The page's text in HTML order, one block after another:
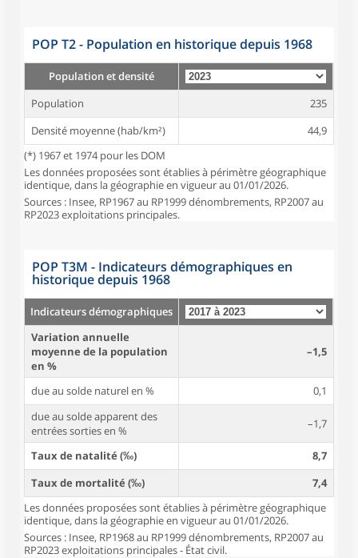
POP T2 - Population en historique depuis 1968
Population et densité
Population
235
Densité moyenne (hab/km²)
44,9
(*) 1967 et 1974 pour les DOM
Les données proposées sont établies à périmètre géographique
identique, dans la géographie en vigueur au 01/01/2026.
Sources : Insee, RP1967 au RP1999 dénombrements, RP2007 au
RP2023 exploitations principales.
POP T3M - Indicateurs démographiques en
historique depuis 1968
Indicateurs démographiques
Variation annuelle
moyenne de la population
en %
–1,5
due au solde naturel en %
0,1
due au solde apparent des
entrées sorties en %
–1,7
Taux de natalité (‰)
8,7
Taux de mortalité (‰)
7,4
Les données proposées sont établies à périmètre géographique
identique, dans la géographie en vigueur au 01/01/2026.
Sources : Insee, RP1968 au RP1999 dénombrements, RP2007 au
RP2023 exploitations principales - État civil.